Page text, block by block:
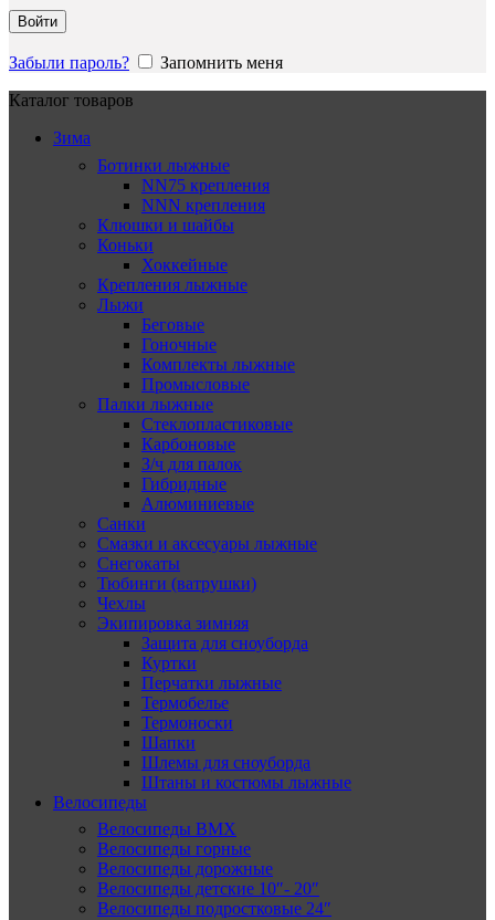
Войти
Забыли пароль?
Запомнить меня
Каталог товаров
Зима
Ботинки лыжные
NN75 крепления
NNN крепления
Клюшки и шайбы
Коньки
Хоккейные
Крепления лыжные
Лыжи
Беговые
Гоночные
Комплекты лыжные
Промысловые
Палки лыжные
Стеклопластиковые
Карбоновые
З/ч для палок
Гибридные
Алюминиевые
Санки
Смазки и аксесуары лыжные
Снегокаты
Тюбинги (ватрушки)
Чехлы
Экипировка зимняя
Защита для сноуборда
Куртки
Перчатки лыжные
Термобелье
Термоноски
Шапки
Шлемы для сноуборда
Штаны и костюмы лыжные
Велосипеды
Велосипеды BMX
Велосипеды горные
Велосипеды дорожные
Велосипеды детские 10″- 20″
Велосипеды подростковые 24″